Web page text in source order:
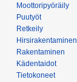
Moottoripyöräily
Puutyöt
Retkeily
Hirsirakentaminen
Rakentaminen
Kädentaidot
Tietokoneet